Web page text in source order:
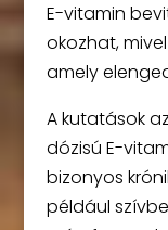
E-vitamin
okozhat,
amely
A kutatások
dózisú E-
bizonyos
például